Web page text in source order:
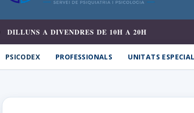
DILLUNS A DIVENDRES DE 10H A 20H
PSICODEX PROFESSIONALS UNITATS